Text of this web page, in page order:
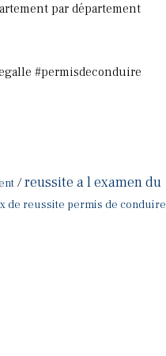
par département
#permisdeconduire
/reussite a l examen du
de reussite permis de conduire